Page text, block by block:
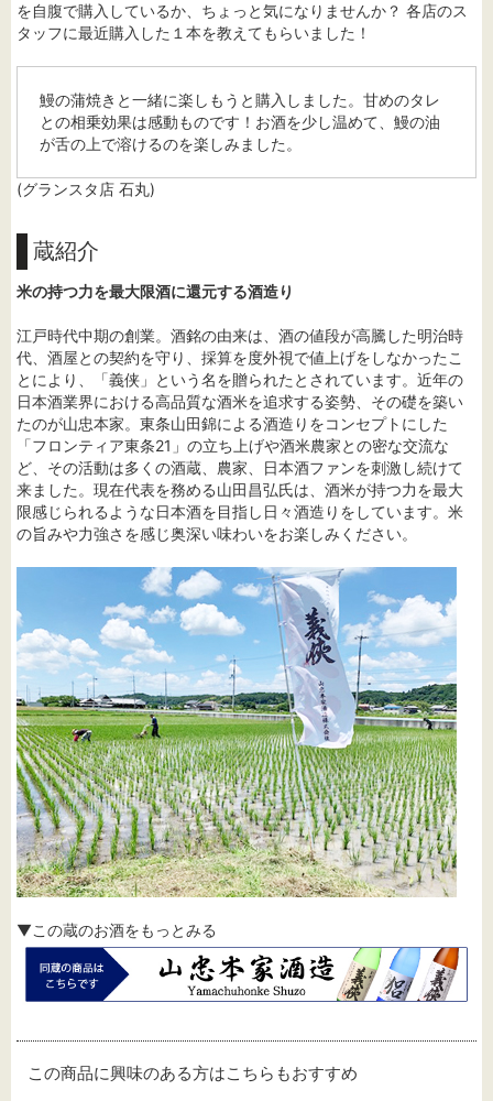
を自腹で購入しているか、ちょっと気になりませんか？ 各店のス
タッフに最近購入した１本を教えてもらいました！
鰻の蒲焼きと一緒に楽しもうと購入しました。甘めのタレ
との相乗効果は感動ものです！お酒を少し温めて、鰻の油
が舌の上で溶けるのを楽しみました。
(グランスタ店 石丸)
蔵紹介
米の持つ力を最大限酒に還元する酒造り
江戸時代中期の創業。酒銘の由来は、酒の値段が高騰した明治時
代、酒屋との契約を守り、採算を度外視で値上げをしなかったこ
とにより、「義侠」という名を贈られたとされています。近年の
日本酒業界における高品質な酒米を追求する姿勢、その礎を築い
たのが山忠本家。東条山田錦による酒造りをコンセプトにした
「フロンティア東条21」の立ち上げや酒米農家との密な交流な
ど、その活動は多くの酒蔵、農家、日本酒ファンを刺激し続けて
来ました。現在代表を務める山田昌弘氏は、酒米が持つ力を最大
限感じられるような日本酒を目指し日々酒造りをしています。米
の旨みや力強さを感じ奥深い味わいをお楽しみください。
▼この蔵のお酒をもっとみる
この商品に興味のある方はこちらもおすすめ